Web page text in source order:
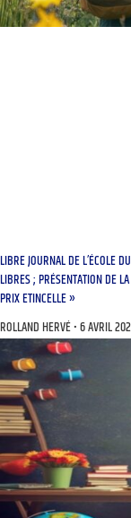
LIBRE JOURNAL DE L’ÉCOLE
LIBRES ; PRÉSENTATION DE
PRIX ETINCELLE »
ROLLAND HERVÉ 6 AVRIL